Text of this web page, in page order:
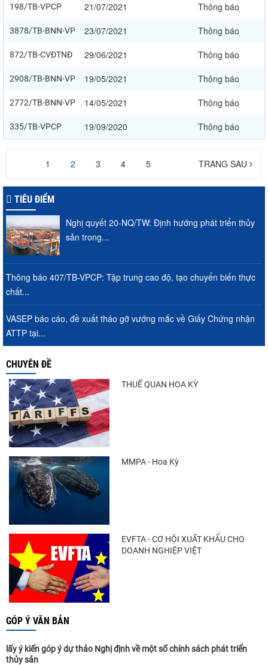
198/TB-VPCP 21/07/2021 Thông báo
3878/TB-BNN-VP 23/07/2021 Thông báo
872/TB-CVĐTNĐ 29/06/2021 Thông báo
2908/TB-BNN-VP 19/05/2021 Thông báo
2772/TB-BNN-VP 14/05/2021 Thông báo
335/TB-VPCP 19/09/2020 Thông báo
1 2 3 4 5 TRANG SAU
TIÊU ĐIỂM
Nghị quyết 20-NQ/TW: Định hướng phát triển thủy
sản trong...
Thông báo 407/TB-VPCP: Tập trung cao độ, tạo chuyển biến thực
chất...
VASEP báo cáo, đề xuất tháo gỡ vướng mắc về Giấy Chứng nhận
ATTP tại...
CHUYÊN ĐỀ
THUẾ QUAN HOA KỲ
MMPA - Hoa Kỳ
EVFTA - CƠ HỘI XUẤT KHẨU CHO
DOANH NGHIỆP VIỆT
GÓP Ý VĂN BẢN
lấy ý kiến góp ý dự thảo Nghị định về một số chính sách phát triển
thủy sản